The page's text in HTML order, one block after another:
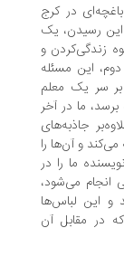
در کرج
یک
و
مسئله
یک معلم
در آخر
آن‌ها را
ما را در
می‌شود،
آن